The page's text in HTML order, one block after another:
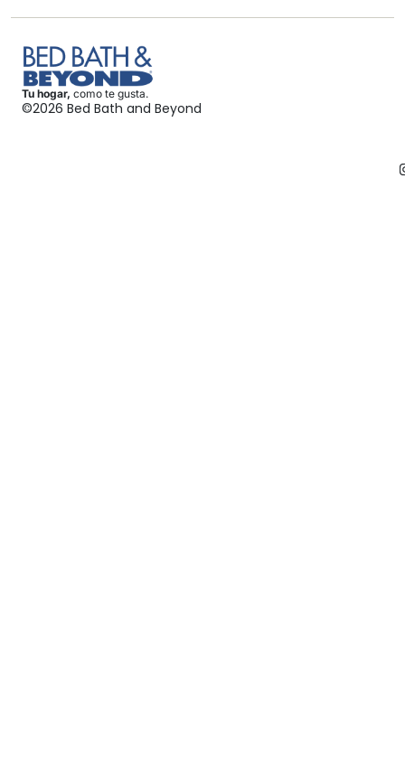
Tu hogar, como te gusta.
©2026 Bed Bath and Beyond